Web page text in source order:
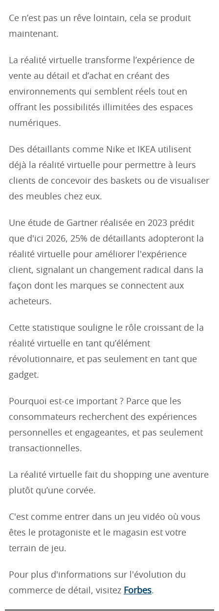
Ce n’est pas un rêve lointain, cela se produit
maintenant.
La réalité virtuelle transforme l’expérience de
vente au détail et d’achat en créant des
environnements qui semblent réels tout en
offrant les possibilités illimitées des espaces
numériques.
Des détaillants comme Nike et IKEA utilisent
déjà la réalité virtuelle pour permettre à leurs
clients de concevoir des baskets ou de visualiser
des meubles chez eux.
Une étude de Gartner réalisée en 2023 prédit
que d'ici 2026, 25% de détaillants adopteront la
réalité virtuelle pour améliorer l'expérience
client, signalant un changement radical dans la
façon dont les marques se connectent aux
acheteurs.
Cette statistique souligne le rôle croissant de la
réalité virtuelle en tant qu’élément
révolutionnaire, et pas seulement en tant que
gadget.
Pourquoi est-ce important ? Parce que les
consommateurs recherchent des expériences
personnelles et engageantes, et pas seulement
transactionnelles.
La réalité virtuelle fait du shopping une aventure
plutôt qu’une corvée.
C'est comme entrer dans un jeu vidéo où vous
êtes le protagoniste et le magasin est votre
terrain de jeu.
Pour plus d'informations sur l'évolution du
commerce de détail, visitez Forbes.